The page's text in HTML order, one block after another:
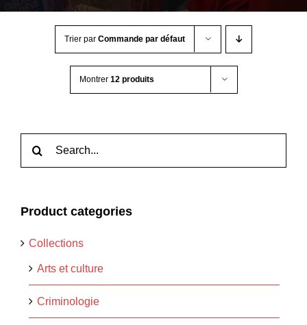
CONTACTTrier par Commande par défaut
Montrer 12 produits
Product categories
Collections
Arts et culture
Criminologie